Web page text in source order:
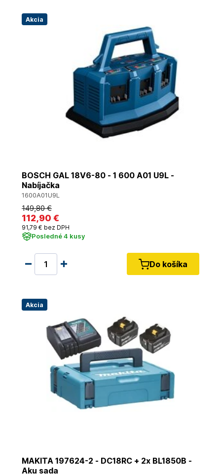
Akcia
BOSCH GAL 18V6-80 - 1 600 A01 U9L -
Nabíjačka
1600A01U9L
149,80 €
112,90 €
91,79 € bez DPH
Posledné 4 kusy
Do košíka
Akcia
MAKITA 197624-2 - DC18RC + 2x BL1850B -
Aku sada